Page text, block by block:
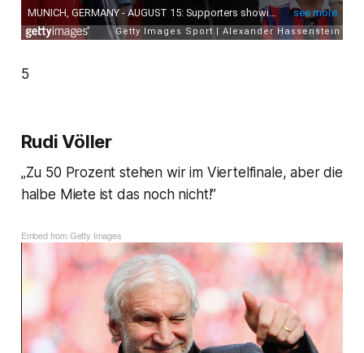
5
Rudi Völler
„Zu 50 Prozent stehen wir im Viertelfinale, aber die
halbe Miete ist das noch nicht!”
Embed from Getty Images